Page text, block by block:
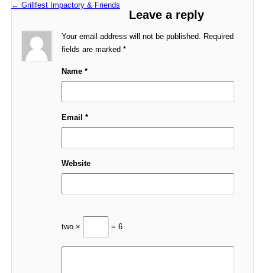
← Grillfest Impactory & Friends
Leave a reply
Your email address will not be published. Required
fields are marked *
Name *
Email *
Website
two × = 6